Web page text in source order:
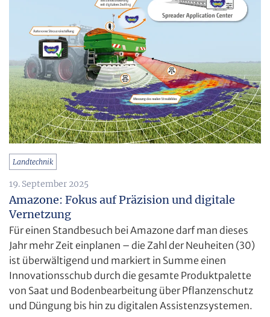
Landtechnik
19. September 2025
Amazone: Fokus auf Präzision und digitale
Vernetzung
Für einen Standbesuch bei Amazone darf man dieses
Jahr mehr Zeit einplanen – die Zahl der Neuheiten (30)
ist überwältigend und markiert in Summe einen
Innovationsschub durch die gesamte Produktpalette
von Saat und Bodenbearbeitung über Pflanzenschutz
und Düngung bis hin zu digitalen Assistenzsystemen.